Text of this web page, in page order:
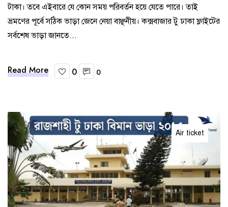
টাকা। তবে এইবারে যে কোন সময় পরিবর্তন হয়ে যেতে পারে। তাই
ভ্রমণের পূর্বে সঠিক ভাড়া জেনে নেয়া বাঞ্ছনীয়। কক্সবাজার টু ঢাকা ফ্লাইটের
সর্বশেষ ভাড়া জানতে...
Read More 0 0
Air ticket